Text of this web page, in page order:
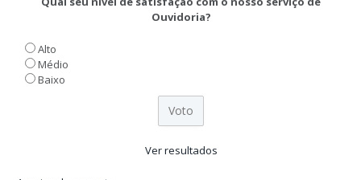
Ouvidoria?
Alto
Médio
Baixo
Ver resultados